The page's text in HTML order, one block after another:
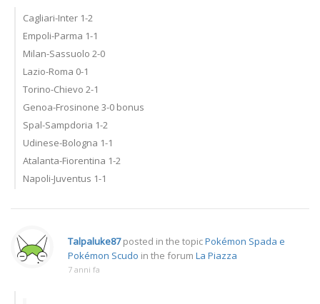
Cagliari-Inter 1-2
Empoli-Parma 1-1
Milan-Sassuolo 2-0
Lazio-Roma 0-1
Torino-Chievo 2-1
Genoa-Frosinone 3-0 bonus
Spal-Sampdoria 1-2
Udinese-Bologna 1-1
Atalanta-Fiorentina 1-2
Napoli-Juventus 1-1
Talpaluke87posted in the topicPokémon Spada e
Pokémon Scudo in the forum La Piazza
7 anni fa